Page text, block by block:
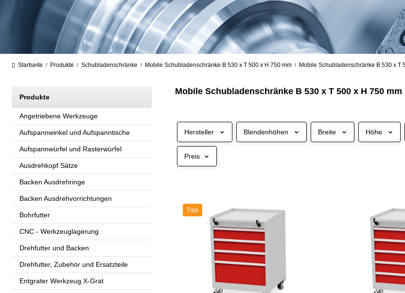
Startseite / Produkte / Schubladenschränke / Mobile Schubladenschränke B 530 x T 500 x H 750 mm / Mobile Schubladenschränke B 530 x T
Produkte
Angetriebene Werkzeuge
Aufspannwinkel und Aufspanntische
Aufspannwürfel und Rasterwürfel
Ausdrehkopf Sätze
Backen Ausdrehringe
Backen Ausdrehvorrichtungen
Bohrfutter
CNC - Werkzeuglagerung
Drehfutter und Backen
Drehfutter, Zubehör und Ersatzteile
Entgrater Werkzeug X-Grat
Mobile Schubladenschränke B 530 x T 500 x H 750 mm
Hersteller Blendenhöhen Breite Höhe
Preis
Tipp